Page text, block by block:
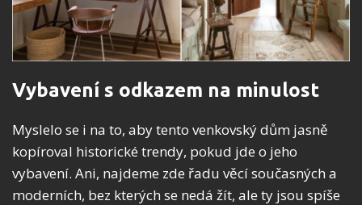
Vybavení s odkazem na minulost
Myslelo se i na to, aby tento venkovský dům jasně
kopíroval historické trendy, pokud jde o jeho
vybavení. Ani, najdeme zde řadu věcí současných a
moderních, bez kterých se nedá žít, ale ty jsou spíše